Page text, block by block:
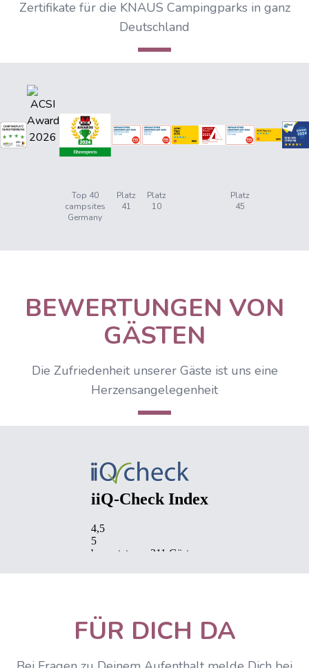
Zertifikate für die KNAUS Campingparks in ganz
Deutschland
Top 40
campsites
Germany
Platz
41
Platz
10
Platz
45
BEWERTUNGEN VON
GÄSTEN
Die Zufriedenheit unserer Gäste ist uns eine
Herzensangelegenheit
FÜR DICH DA